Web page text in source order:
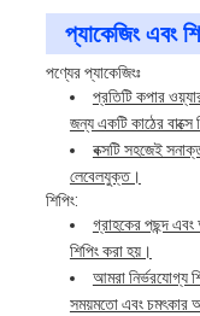
প্যাকেজিং এবং
পণ্যের প্যাকেজিংঃ
প্রতিটি কপার
জন্য একটি কাঠের বাক্সে
বক্সটি সহজেই
লেবেলযুক্ত।
শিপিং:
গ্রাহকের পছন্দ এবং
শিপিং করা হয়।
আমরা নির্ভরযোগ্য
সময়মতো এবং চমৎকার